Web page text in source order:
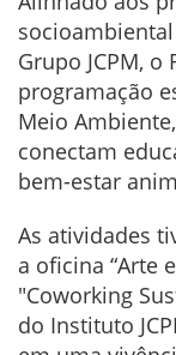
Grupo JCPM,
programação
Meio
conectam
bem-estar
As atividades
a oficina “Arte
"Coworking
do Instituto